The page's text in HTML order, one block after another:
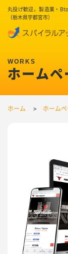
丸投げ歓迎。製造業・
（栃木県宇都宮市）
ホーム
ホーム ホーム